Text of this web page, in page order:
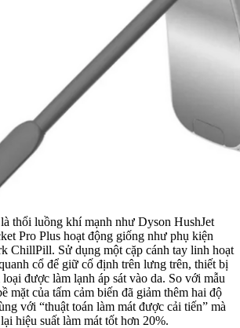
thổi luồng khí mạnh như Dyson HushJet
Pro Plus hoạt động giống như phụ kiện
ChillPill. Sử dụng một cặp cánh tay linh hoạt
cổ để giữ cố định trên lưng trên, thiết bị
được làm lạnh áp sát vào da. So với mẫu
mặt của tấm cảm biến đã giảm thêm hai độ
với “thuật toán làm mát được cải tiến” mà
hiệu suất làm mát tốt hơn 20%.